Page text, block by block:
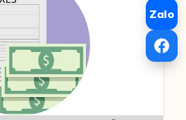
cà phê là bao
cà phê và băn khoăn về các
sẽ giải đáp chi tiết mức thuế cho
Zalo